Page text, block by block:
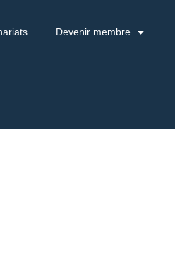
Devenir membre